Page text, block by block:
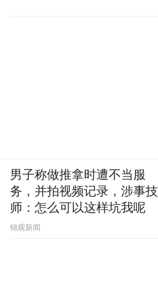
男子称做推拿时遭不当服
务，并拍视频记录，涉事技
师：怎么可以这样坑我呢
锦观新闻